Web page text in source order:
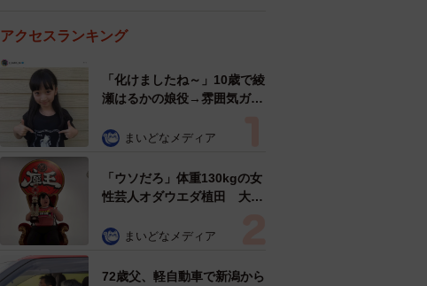
アクセスランキング
「化けましたね～」10歳で綾
瀬はるかの娘役→雰囲気ガラ
雰囲気が」「宝塚に入れそ
まいどなメディア
「ウソだろ」体重130kgの女
性芸人オダウエダ植田 大学
で」 まいどなメディア
72歳父、軽自動車で新潟から